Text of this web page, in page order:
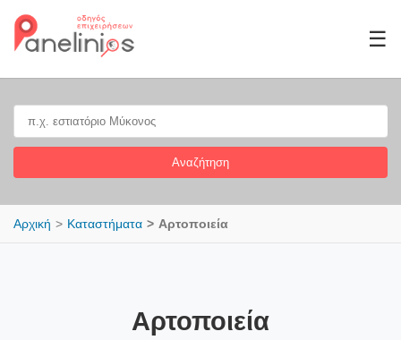
☰
Αναζήτηση
Αρχική Καταστήματα Αρτοποιεία
Αρτοποιεία